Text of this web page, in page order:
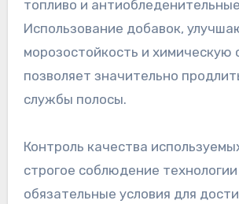
топливо и
Использование добавок,
морозостойкость и химическую
позволяет значительно
службы полосы.
Контроль качества
строгое соблюдение
обязательные условия для